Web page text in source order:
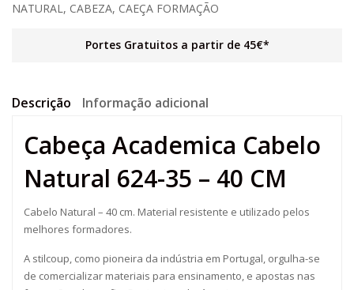
NATURAL, CABEZA, CAEÇA FORMAÇÃO
Portes Gratuitos a partir de 45€*
Descrição Informação adicional
Cabeça Academica Cabelo
Natural 624-35 – 40 CM
Cabelo Natural – 40 cm. Material resistente e utilizado pelos
melhores formadores.
A stilcoup, como pioneira da indústria em Portugal, orgulha-se
de comercializar materiais para ensinamento, e apostas nas